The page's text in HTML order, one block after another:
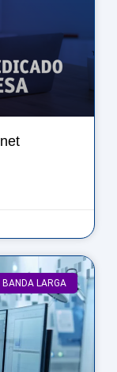
BANDA LARGA